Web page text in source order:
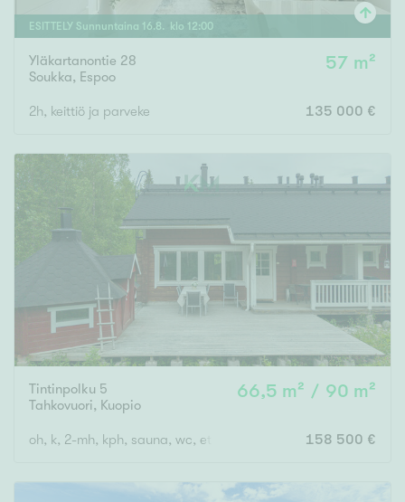
ESITTELY Sunnuntaina 16.8. klo 12:00
Yläkartanontie 28
Soukka, Espoo
57 m²
2h, keittiö ja parveke 135 000 €
Tintinpolku 5
Tahkovuori, Kuopio
66,5 m² / 90 m²
oh, k, 2-mh, kph, sauna, wc, et ... ja avoin parvi, jossa wc
158 500 €